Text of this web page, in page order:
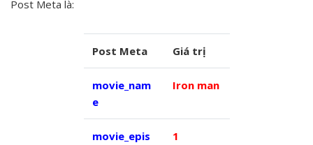
Post Meta là:
Post Meta Giá trị
movie_nam
e
Iron man
movie_epis
1